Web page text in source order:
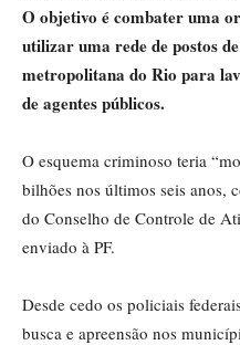
O objetivo é combater uma
utilizar uma rede de postos
metropolitana do Rio para
de agentes públicos.
O esquema criminoso teria
bilhões nos últimos seis anos,
do Conselho de Controle de
enviado à PF.
Desde cedo os policiais
busca e apreensão nos